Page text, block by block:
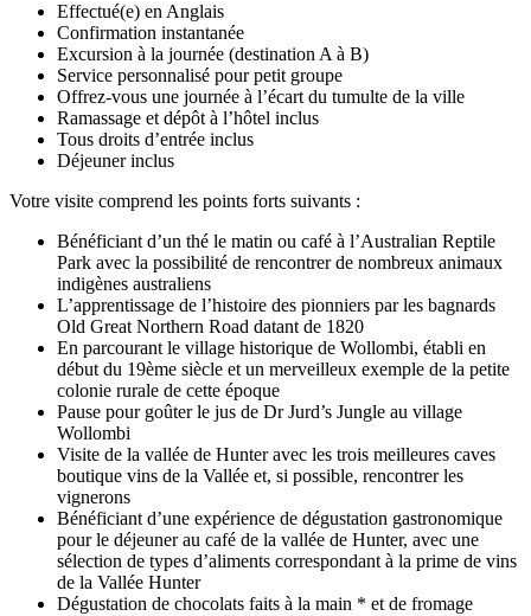
Effectué(e) en Anglais
Confirmation instantanée
Excursion à la journée (destination A à B)
Service personnalisé pour petit groupe
Offrez-vous une journée à l’écart du tumulte de la ville
Ramassage et dépôt à l’hôtel inclus
Tous droits d’entrée inclus
Déjeuner inclus
Votre visite comprend les points forts suivants :
Bénéficiant d’un thé le matin ou café à l’Australian Reptile
Park avec la possibilité de rencontrer de nombreux animaux
indigènes australiens
L’apprentissage de l’histoire des pionniers par les bagnards
Old Great Northern Road datant de 1820
En parcourant le village historique de Wollombi, établi en
début du 19ème siècle et un merveilleux exemple de la petite
colonie rurale de cette époque
Pause pour goûter le jus de Dr Jurd’s Jungle au village
Wollombi
Visite de la vallée de Hunter avec les trois meilleures caves
boutique vins de la Vallée et, si possible, rencontrer les
vignerons
Bénéficiant d’une expérience de dégustation gastronomique
pour le déjeuner au café de la vallée de Hunter, avec une
sélection de types d’aliments correspondant à la prime de vins
de la Vallée Hunter
Dégustation de chocolats faits à la main * et de fromage